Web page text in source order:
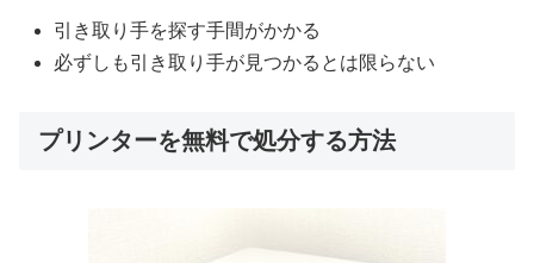
引き取り手を探す手間がかかる
必ずしも引き取り手が見つかるとは限らない
プリンターを無料で処分する方法